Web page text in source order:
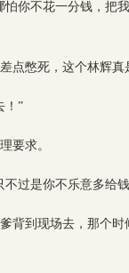
你不花一分钱，
点憋死，这个林辉真
！”
要求。
过是你不乐意多给钱
背到现场去，那个